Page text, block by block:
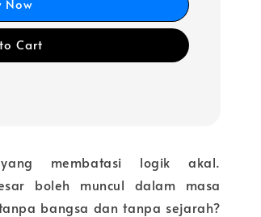
Now
Cart
membatasi logik akal.
boleh muncul dalam masa
bangsa dan tanpa sejarah?